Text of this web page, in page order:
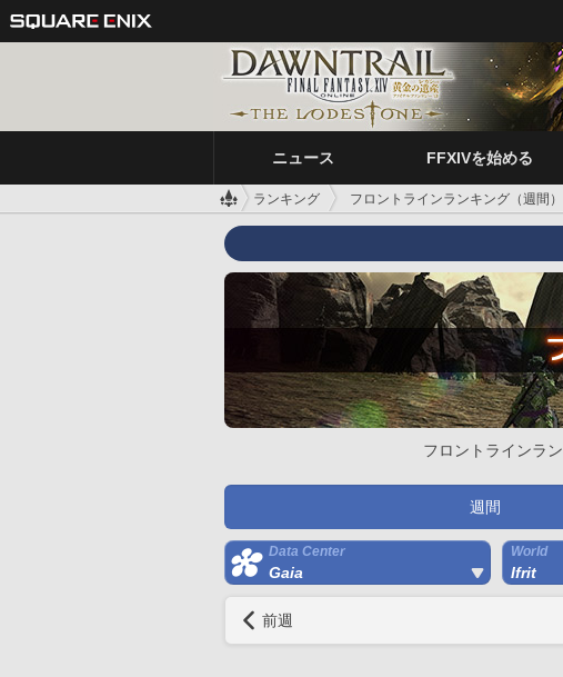
ニュース FFXIVを始める
ランキング フロントラインランキング（週間）
フロントラインラ
週間
Data Center
Gaia
World
Ifrit
前週